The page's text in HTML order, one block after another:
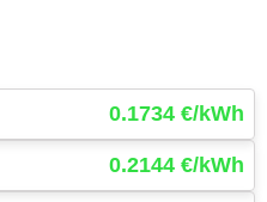
0.1734 €/kWh
0.2144 €/kWh